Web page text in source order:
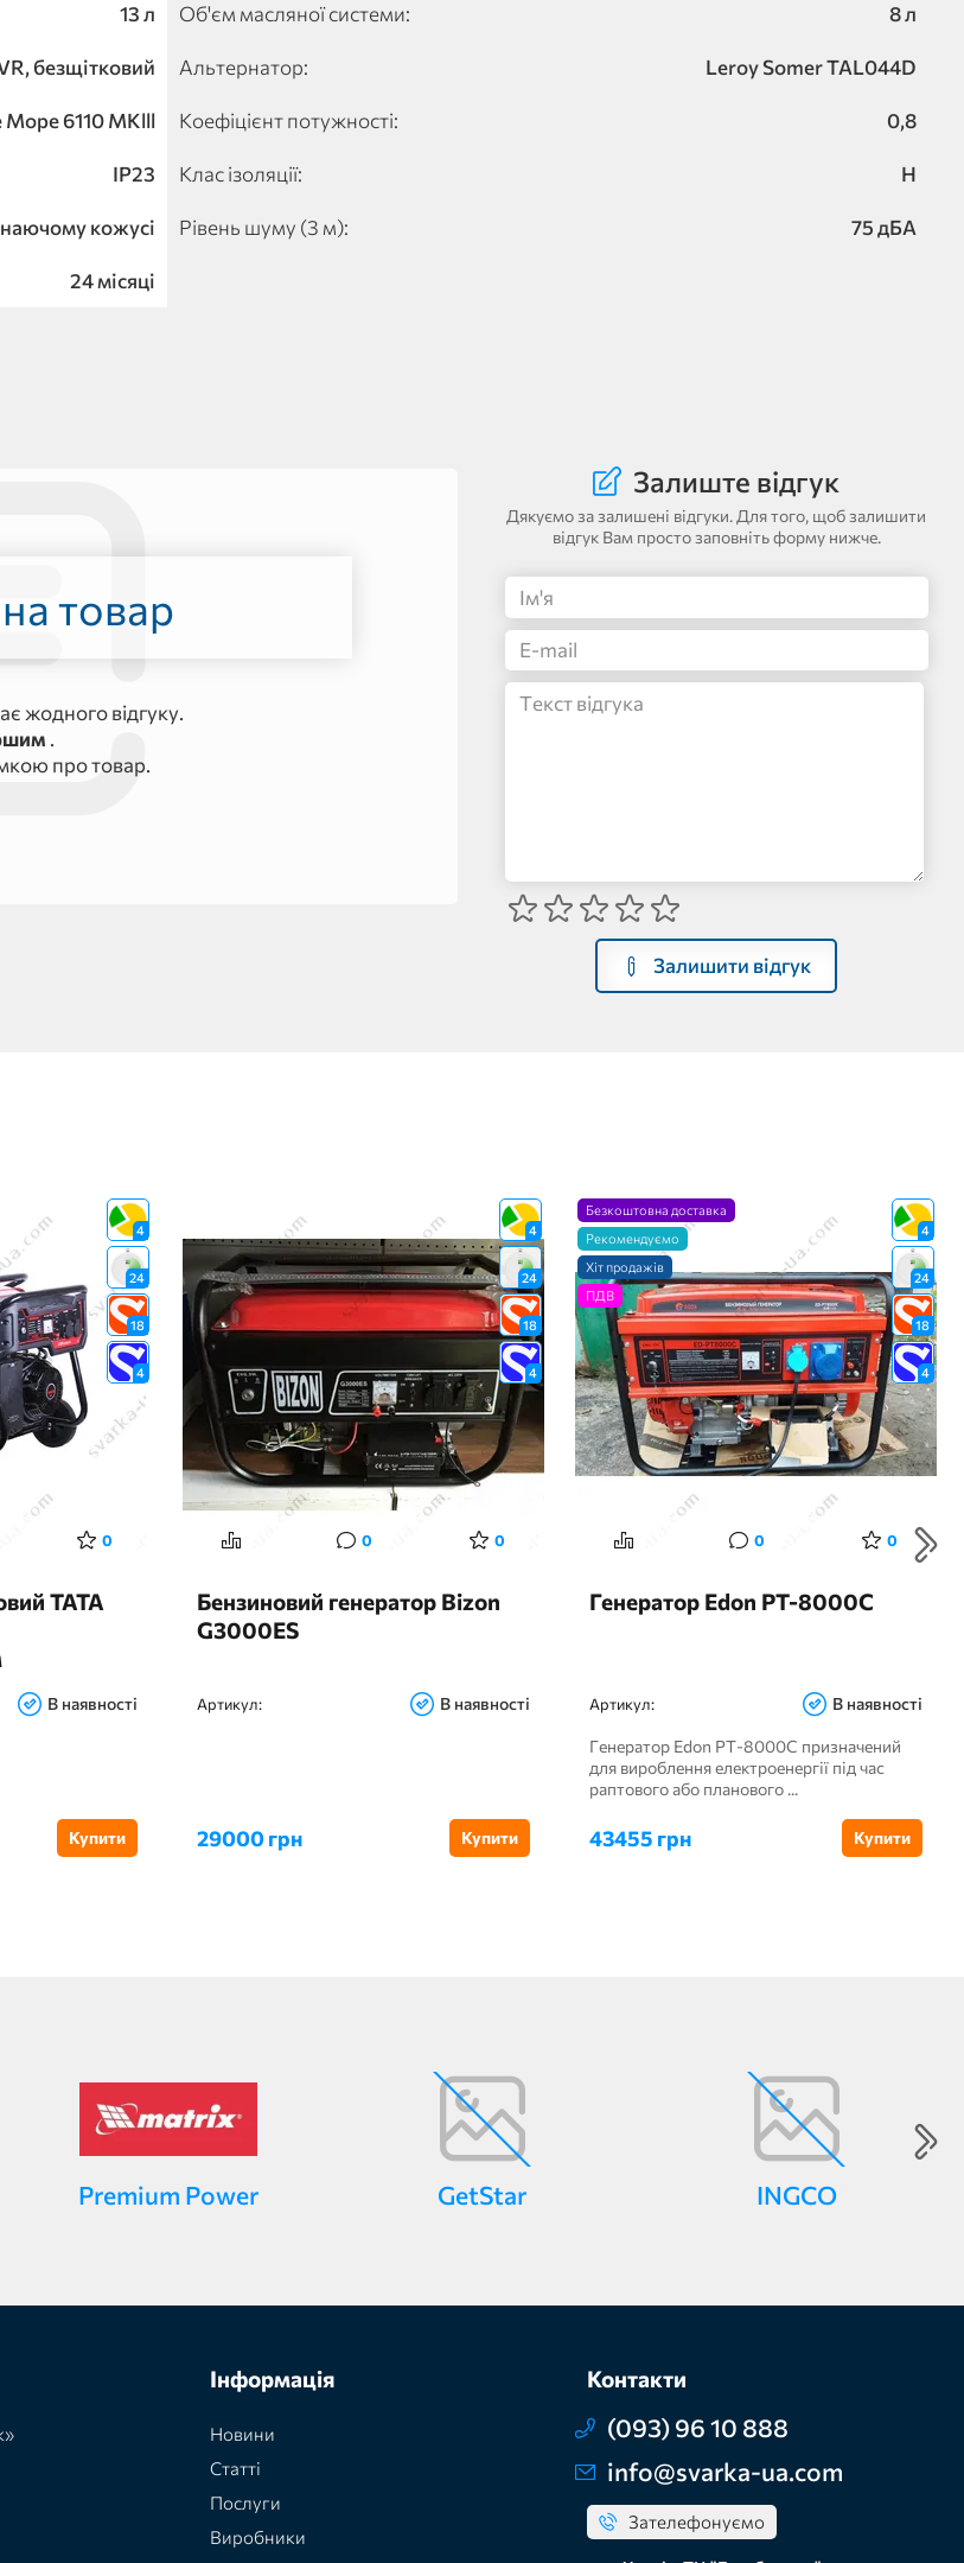
13 л Об'єм масляної системи: 8 л
безщітковий Альтернатор: Leroy Somer TAL044D
Море 6110 MKlll Коефіцієнт потужності: 0,8
IP23 Клас ізоляції: H
кожусі Рівень шуму (3 м): 75 дБА
24 місяці
товар
жодного відгуку.
.
про товар.
Залиште відгук
Дякуємо за залишені відгуки. Для того, щоб залишити
відгук Вам просто заповніть форму нижче.
Залишити відгук
4
24
18
4
0
TATA
В наявності
Купити
4
24
18
4
0 0
Бензиновий генератор Bizon
G3000ES
Артикул: В наявності
29000 грн Купити
4
24
18
4
Безкоштовна доставка
Рекомендуємо
Хіт продажів
ПДВ
0 0
Генератор Edon PT-8000C
Артикул: В наявності
Генератор Edon PT-8000C призначений
для вироблення електроенергії під час
раптового або планового ...
43455 грн Купити
Premium Power GetStar INGCO
Інформація
Новини
Статті
Послуги
Виробники
Контакти
(093) 96 10 888
info@svarka-ua.com
Зателефонуємо